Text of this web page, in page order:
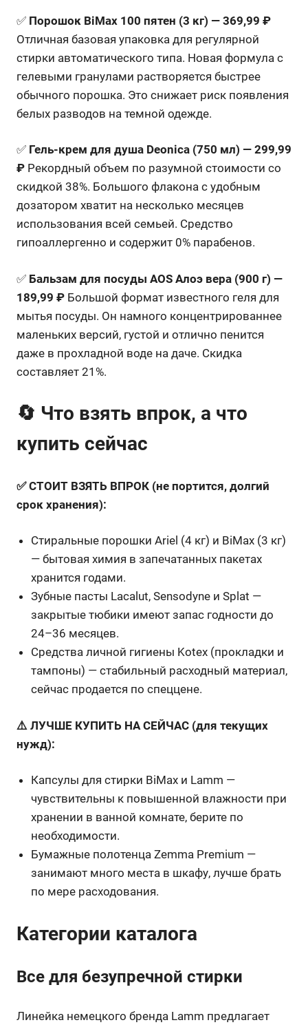
✅ Порошок BiMax 100 пятен (3 кг) — 369,99 ₽
Отличная базовая упаковка для регулярной
стирки автоматического типа. Новая формула с
гелевыми гранулами растворяется быстрее
обычного порошка. Это снижает риск появления
белых разводов на темной одежде.
✅ Гель-крем для душа Deonica (750 мл) — 299,99
₽ Рекордный объем по разумной стоимости со
скидкой 38%. Большого флакона с удобным
дозатором хватит на несколько месяцев
использования всей семьей. Средство
гипоаллергенно и содержит 0% парабенов.
✅ Бальзам для посуды AOS Алоэ вера (900 г) —
189,99 ₽ Большой формат известного геля для
мытья посуды. Он намного концентрированнее
маленьких версий, густой и отлично пенится
даже в прохладной воде на даче. Скидка
составляет 21%.
🔄 Что взять впрок, а что
купить сейчас
✅ СТОИТ ВЗЯТЬ ВПРОК (не портится, долгий
срок хранения):
Стиральные порошки Ariel (4 кг) и BiMax (3 кг)
— бытовая химия в запечатанных пакетах
хранится годами.
Зубные пасты Lacalut, Sensodyne и Splat —
закрытые тюбики имеют запас годности до
24–36 месяцев.
Средства личной гигиены Kotex (прокладки и
тампоны) — стабильный расходный материал,
сейчас продается по спеццене.
⚠️ ЛУЧШЕ КУПИТЬ НА СЕЙЧАС (для текущих
нужд):
Капсулы для стирки BiMax и Lamm —
чувствительны к повышенной влажности при
хранении в ванной комнате, берите по
необходимости.
Бумажные полотенца Zemma Premium —
занимают много места в шкафу, лучше брать
по мере расходования.
Категории каталога
Все для безупречной стирки
Линейка немецкого бренда Lamm предлагает